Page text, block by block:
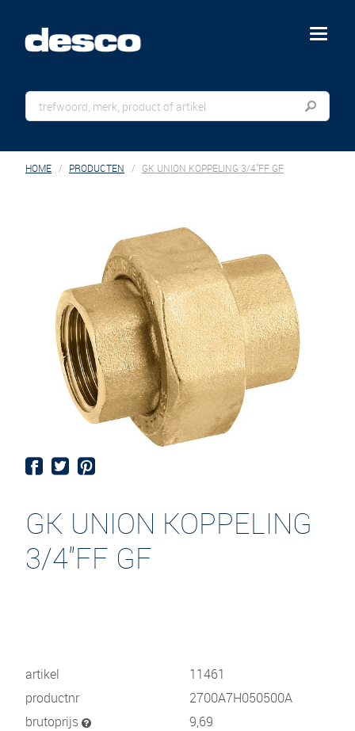
menu
HOME PRODUCTEN GK UNION KOPPELING 3/4"FF GF
GK UNION KOPPELING
3/4"FF GF
artikel
11461
productnr
2700A7H050500A
brutoprijs
9,69